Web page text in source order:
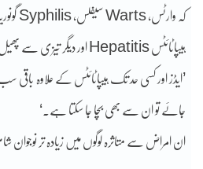
ہیپاٹائٹس Hepatitis اور دیگر تیزی سے پھیل رہے ہیں۔
’ایڈز اور کسی حد تک ہیپاٹائٹس کے علاوہ باقی
جائے تو ان سے بھی بچا جا سکتا ہے۔‘
ان امراض سے متاثرہ لوگوں میں زیادہ تر نوجوان